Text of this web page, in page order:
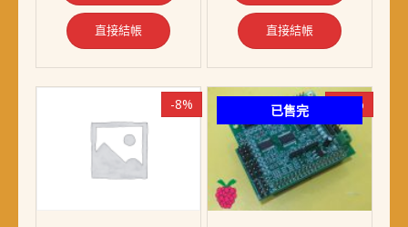
直接結帳 直接結帳
-8% 已售完 -13%